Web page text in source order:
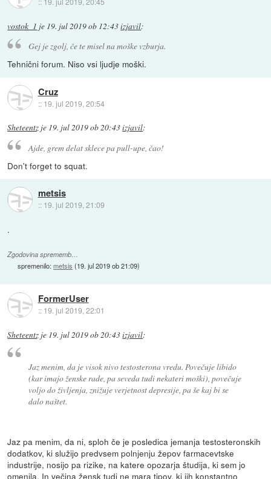
vostok_1 je 19. jul 2019 ob 12:43izjavil:
Gej je zgolj, če te misel na moške vzburja.
Tehnični forum. Niso vsi ljudje moški.
Cruz
:: 19. jul 2019, 20:54
Sheteentz je 19. jul 2019 ob 20:43izjavil:
Ajde, grem delat sklece pa pull-upe, čao!
Don't forget to squat.
metsis
:: 19. jul 2019, 21:09
.
Zgodovina sprememb…
spremenilo:metsis (19. jul 2019 ob 21:09)
FormerUser
:: 19. jul 2019, 22:01
Sheteentz je 19. jul 2019 ob 20:43izjavil:
Jaz menim, da je visok nivo testosterona vredu. Povečuje libido
(kar imajo ženske rade, pa seveda tudi nekateri moški), povečuje
voljo do življenja, znižuje verjetnost depresije, pa še kaj bi se
dalo naštet.
Jaz pa menim, da ni, sploh če je posledica jemanja testosteronskih
dodatkov, ki služijo predvsem polnjenju žepov farmacevtske
industrije, nosijo pa rizike, na katere opozarja študija, ki sem jo
omenila. In večina žensk tudi ne mara tipov, ki jih konstantno